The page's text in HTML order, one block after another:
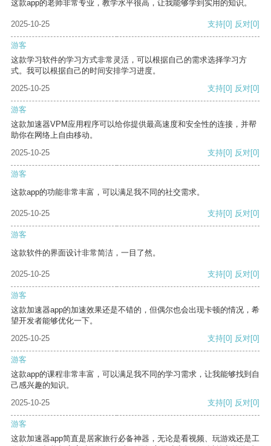
这款app的老师非常专业，教学水平很高，让我能够学到实用的知识。
2025-10-25 支持[0] 反对[0]
游客
这款学习软件的学习方式非常灵活，可以根据自己的需求选择学习方
式。我可以根据自己的时间安排学习进度。
2025-10-25
支持[0] 反对[0]
游客
这款加速器VPM应用程序可以给你提供最高速度和安全性的连接，并帮
助你在网络上自由移动。
2025-10-25
支持[0] 反对[0]
游客
这款app的功能非常丰富，可以满足我不同的社交需求。
2025-10-25 支持[0] 反对[0]
游客
这款软件的界面设计非常简洁，一目了然。
2025-10-25 支持[0] 反对[0]
游客
这款加速器app的加速效果还是不错的，但偶尔也会出现卡顿的情况，希
望开发者能够优化一下。
2025-10-25
支持[0] 反对[0]
游客
这款app的课程非常丰富，可以满足我不同的学习需求，让我能够找到自
己感兴趣的知识。
2025-10-25
支持[0] 反对[0]
游客
这款加速器app简直是居家旅行必备神器，无论是看视频、玩游戏还是工